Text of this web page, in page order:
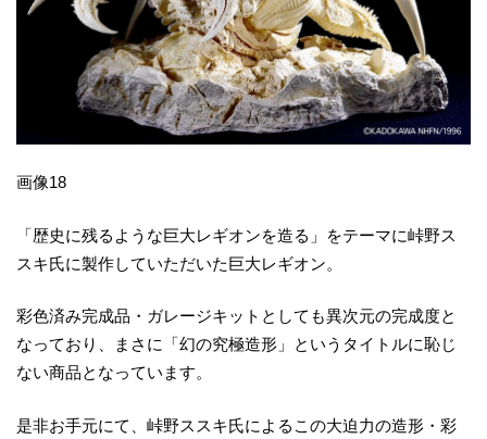
画像18
「歴史に残るような巨大レギオンを造る」をテーマに峠野ス
スキ氏に製作していただいた巨大レギオン。
彩色済み完成品・ガレージキットとしても異次元の完成度と
なっており、まさに「幻の究極造形」というタイトルに恥じ
ない商品となっています。
是非お手元にて、峠野ススキ氏によるこの大迫力の造形・彩